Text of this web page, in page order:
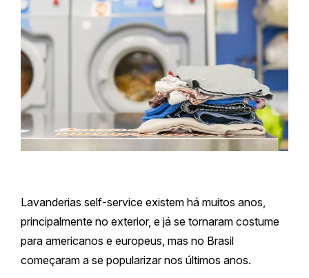
Lavanderias self-service existem há muitos anos,
principalmente no exterior, e já se tornaram costume
para americanos e europeus, mas no Brasil
começaram a se popularizar nos últimos anos.